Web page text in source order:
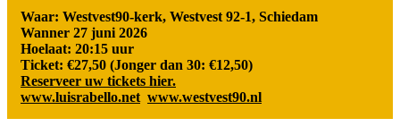
Waar: Westvest90-kerk, Westvest 92-1, Schiedam
Wanner 27 juni 2026
Hoelaat: 20:15 uur
Ticket: €27,50 (Jonger dan 30: €12,50)
Reserveer uw tickets hier.
www.luisrabello.net www.westvest90.nl